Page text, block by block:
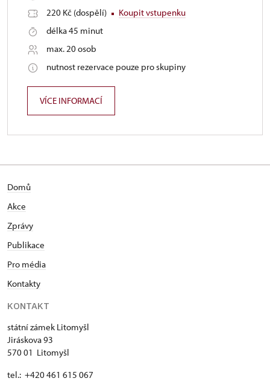
220 Kč (dospělí)
Koupit vstupenku
délka 45 minut
max. 20 osob
nutnost rezervace pouze pro skupiny
VÍCE INFORMACÍ
Domů
Akce
Zprávy
Publikace
Pro média
Kontakty
KONTAKT
státní zámek Litomyšl
Jiráskova 93
570 01 Litomyšl
tel.: +420 461 615 067